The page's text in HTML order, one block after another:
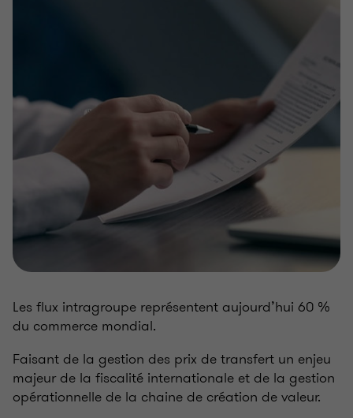
Les flux intragroupe représentent aujourd’hui 60 %
du commerce mondial.
Faisant de la gestion des prix de transfert un enjeu
majeur de la fiscalité internationale et de la gestion
opérationnelle de la chaine de création de valeur.